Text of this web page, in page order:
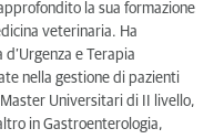
la sua formazione
veterinaria. Ha
e Terapia
nella gestione di pazienti
Universitari di II livello,
in Gastroenterologia,